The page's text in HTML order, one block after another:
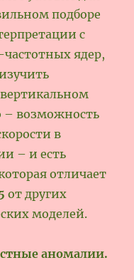
подборе
с
ядер,
– возможность
в
– и есть
отличает
от других
моделей.
аномалии.